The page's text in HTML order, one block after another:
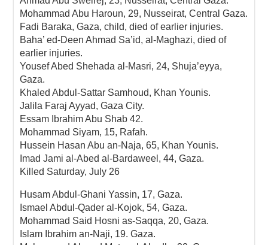
Mohammad Abu Haroun, 29, Nusseirat, Central Gaza.
Fadi Baraka, Gaza, child, died of earlier injuries.
Baha’ ed-Deen Ahmad Sa’id, al-Maghazi, died of
earlier injuries.
Yousef Abed Shehada al-Masri, 24, Shuja’eyya,
Gaza.
Khaled Abdul-Sattar Samhoud, Khan Younis.
Jalila Faraj Ayyad, Gaza City.
Essam Ibrahim Abu Shab 42.
Mohammad Siyam, 15, Rafah.
Hussein Hasan Abu an-Naja, 65, Khan Younis.
Imad Jami al-Abed al-Bardaweel, 44, Gaza.
Killed Saturday, July 26
Husam Abdul-Ghani Yassin, 17, Gaza.
Ismael Abdul-Qader al-Kojok, 54, Gaza.
Mohammad Said Hosni as-Saqqa, 20, Gaza.
Islam Ibrahim an-Naji, 19. Gaza.